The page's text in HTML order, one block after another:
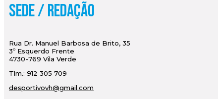
Sede / Redação
Rua Dr. Manuel Barbosa de Brito, 35
3º Esquerdo Frente
4730-769 Vila Verde
Tlm.: 912 305 709
desportivovh@gmail.com